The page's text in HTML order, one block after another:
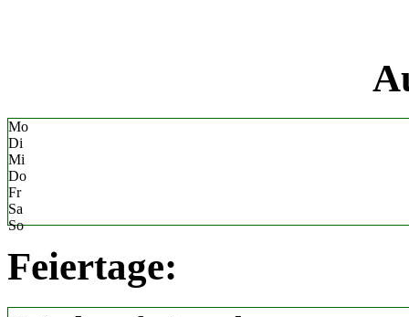
Mo
Di
Mi
Do
Fr
Sa
So
Feiertage: